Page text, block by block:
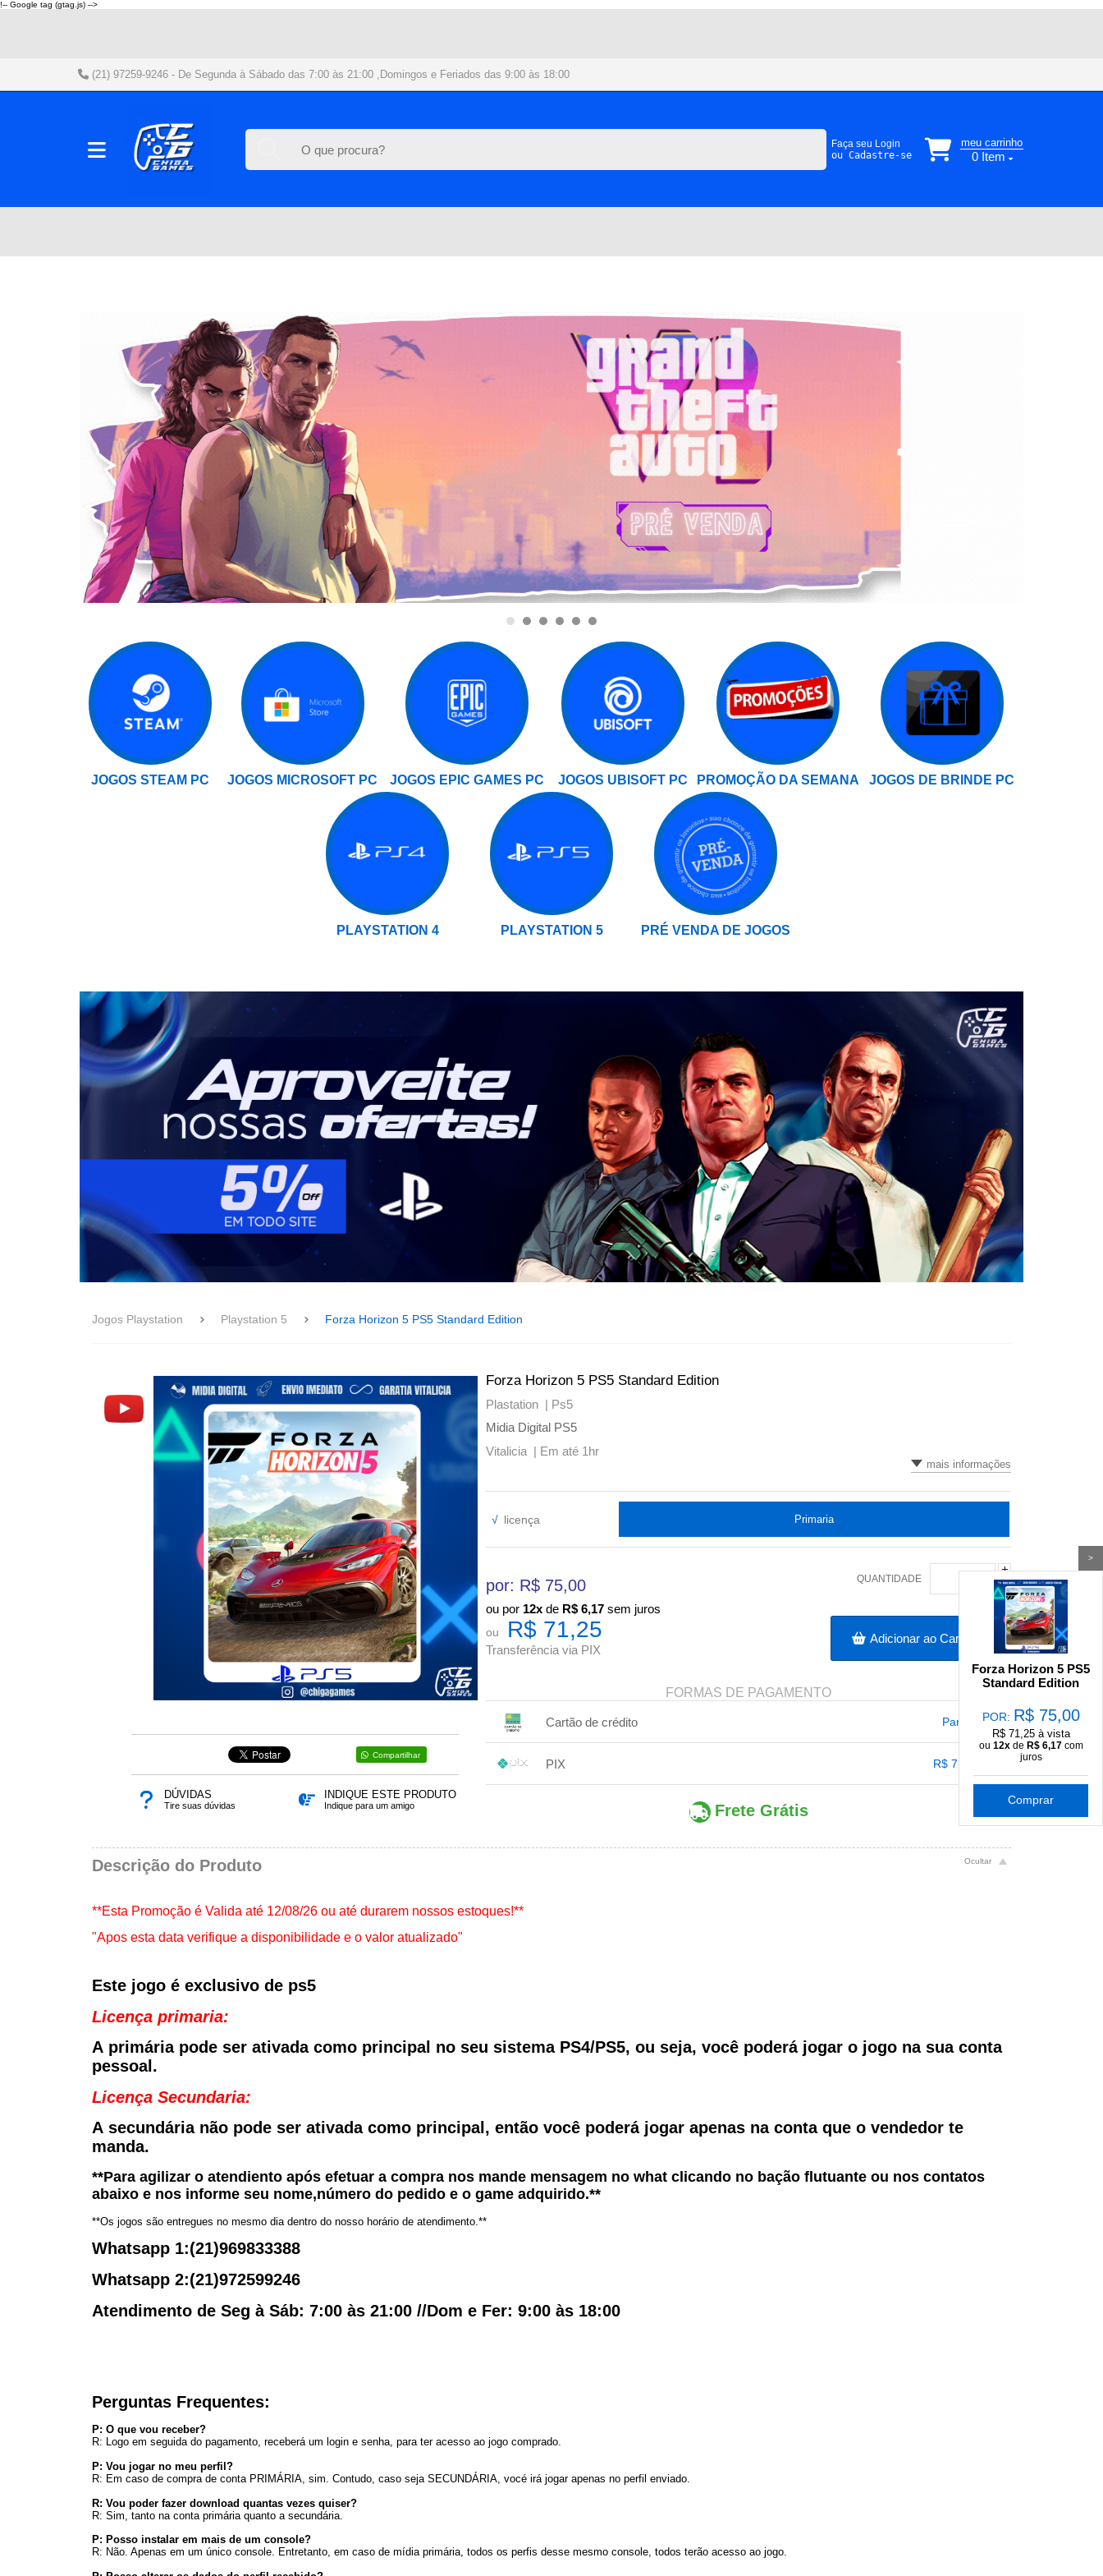
!-- Google tag (gtag.js) -->
(21) 97259-9246- De Segunda à Sábado das 7:00 às 21:00 ,Domingos e Feriados das 9:00 às 18:00
Faça seu Login
ou Cadastre-se
meu carrinho
0 Item
JOGOS STEAM PC JOGOS MICROSOFT PC JOGOS EPIC GAMES PC JOGOS UBISOFT PC PROMOÇÃO DA SEMANA JOGOS DE BRINDE PC
PLAYSTATION 4 PLAYSTATION 5 PRÉ VENDA DE JOGOS
>
Forza Horizon 5 PS5
Standard Edition
POR: R$ 75,00
R$ 71,25 à vista
ou 12xde R$ 6,17com
juros
Comprar
Jogos Playstation Playstation 5 Forza Horizon 5 PS5 Standard Edition
Compartilhar
DÚVIDAS
Tire suas dúvidas
INDIQUE ESTE PRODUTO
Indique para um amigo
Forza Horizon 5 PS5 Standard Edition
Plastation | Ps5
Midia Digital PS5
Vitalicia | Em até 1hr
mais informações
√ licença Primaria
por: R$ 75,00
ou por 12x de R$ 6,17 sem juros
ou R$ 71,25
Transferência via PIX
QUANTIDADE
+
-
Adicionar ao Carrinho
FORMAS DE PAGAMENTO
Cartão de crédito Parcelas
2x sem juros de R$ 35,63
3x com juros de R$ 24,70
7x com juros de R$ 10,58
10x com juros de R$ 7,41
11x com juros de R$ 6,74
PIX R$ 71,25
Frete Grátis
Descrição do Produto
**Esta Promoção é Valida até 12/08/26 ou até durarem nossos estoques!**
"Apos esta data verifique a disponibilidade e o valor atualizado"
Este jogo é exclusivo de ps5
Licença primaria:
A primáriapode ser ativada como principal no seu sistema PS4/PS5, ou seja, você poderá jogar o jogo na sua conta
pessoal.
Licença Secundaria:
A secundárianão pode ser ativada como principal, então você poderá jogar apenas na conta que o vendedor te
manda.
**Para agilizar o atendiento após efetuar a compra nos mande mensagem no what clicando no bação flutuante ou nos contatos
abaixo e nos informe seu nome,número do pedido e o game adquirido.**
**Os jogos são entregues no mesmo dia dentro do nosso horário de atendimento.**
Whatsapp 1:(21)969833388
Whatsapp 2:(21)972599246
Atendimento de Seg à Sáb: 7:00 às 21:00 //Dom e Fer: 9:00 às 18:00
Perguntas Frequentes:
P: O que vou receber?
R: Logo em seguida do pagamento, receberá um login e senha, para ter acesso ao jogo comprado.
P: Vou jogar no meu perfil?
R: Em caso de compra de conta PRIMÁRIA, sim. Contudo, caso seja SECUNDÁRIA, vocé irá jogar apenas no perfil enviado.
R: Vou poder fazer download quantas vezes quiser?
R: Sim, tanto na conta primária quanto a secundária.
P: Posso instalar em mais de um console?
R: Não. Apenas em um único console. Entretanto, em caso de mídia primária, todos os perfis desse mesmo console, todos terão acesso ao jogo.